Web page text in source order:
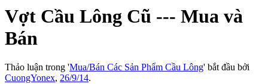
Vợt Cầu Lông Cũ --- Mua và
Bán
Thảo luận trong 'Mua/Bán Các Sản Phẩm Cầu Lông' bắt đầu bởi
CuongYonex, 26/9/14.